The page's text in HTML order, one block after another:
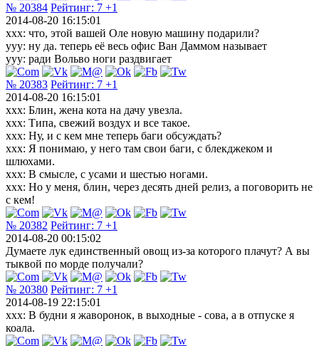
№ 20384 Рейтинг: 7 +1
2014-08-20 16:15:01
xxx: что, этой вашей Оле новую машину подарили?
yyy: ну да. теперь её весь офис Ван Даммом называет
yyy: ради Вольво ноги раздвигает
№ 20383 Рейтинг: 7 +1
2014-08-20 16:15:01
xxx: Блин, жена кота на дачу увезла.
xxx: Типа, свежий воздух и все такое.
xxx: Ну, и с кем мне теперь баги обсуждать?
xxx: Я понимаю, у него там свои баги, с блекджеком и
шлюхами.
xxx: В смысле, с усами и шестью ногами.
xxx: Но у меня, блин, через десять дней релиз, а поговорить не
с кем!
№ 20382 Рейтинг: 7 +1
2014-08-20 00:15:02
Думаете лук единственный овощ из-за которого плачут? А вы
тыквой по морде получали?
№ 20380 Рейтинг: 7 +1
2014-08-19 22:15:01
xxx: В будни я жаворонок, в выходные - сова, а в отпуске я
коала.